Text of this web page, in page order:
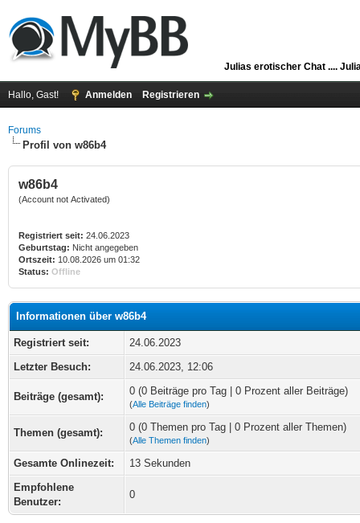
Julias erotischer Chat ....
Hallo, Gast! Anmelden Registrieren
Forums
Profil von w86b4
w86b4
(Account not Activated)
Registriert seit: 24.06.2023
Geburtstag: Nicht angegeben
Ortszeit: 10.08.2026 um 01:32
Status: Offline
Informationen über w86b4
Registriert seit:
24.06.2023
Letzter Besuch:
24.06.2023, 12:06
Beiträge (gesamt): 0 (0 Beiträge pro Tag | 0 Prozent aller Beiträge)
(Alle Beiträge finden)
Themen (gesamt): 0 (0 Themen pro Tag | 0 Prozent aller Themen)
(Alle Themen finden)
Gesamte Onlinezeit:
13 Sekunden
Empfohlene
Benutzer:
0